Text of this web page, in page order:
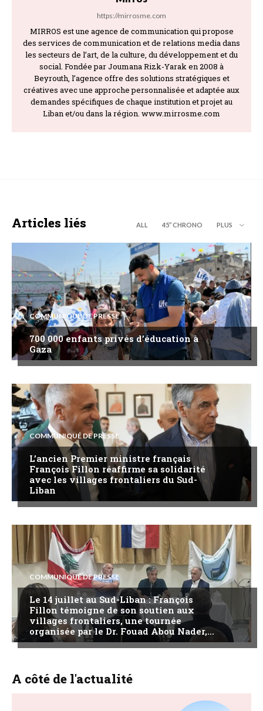
https://mirrosme.com
MIRROS est une agence de communication qui propose
des services de communication et de relations media dans
les secteurs de l’art, de la culture, du développement et du
social. Fondée par Joumana Rizk-Yarak en 2008 à
Beyrouth, l’agence offre des solutions stratégiques et
créatives avec une approche personnalisée et adaptée aux
demandes spécifiques de chaque institution et projet au
Liban et/ou dans la région. www.mirrosme.com
Articles liés ALL 45’’ CHRONO PLUS
COMMUNIQUÉ DE PRESSE
700 000 enfants privés d’éducation à
Gaza
COMMUNIQUÉ DE PRESSE
L’ancien Premier ministre français
François Fillon réaffirme sa solidarité
avec les villages frontaliers du Sud-
Liban
COMMUNIQUÉ DE PRESSE
Le 14 juillet au Sud-Liban : François
Fillon témoigne de son soutien aux
villages frontaliers, une tournée
organisée par le Dr. Fouad Abou Nader,...
A côté de l'actualité